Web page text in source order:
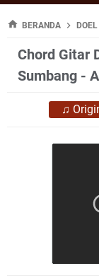
BERANDA
Chord Gitar
Sumbang -
♫